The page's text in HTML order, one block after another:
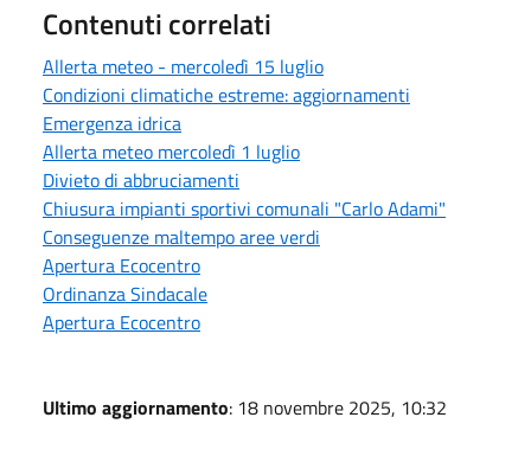
Contenuti correlati
Allerta meteo - mercoledì 15 luglio
Condizioni climatiche estreme: aggiornamenti
Emergenza idrica
Allerta meteo mercoledì 1 luglio
Divieto di abbruciamenti
Chiusura impianti sportivi comunali "Carlo Adami"
Conseguenze maltempo aree verdi
Apertura Ecocentro
Ordinanza Sindacale
Apertura Ecocentro
Ultimo aggiornamento: 18 novembre 2025, 10:32